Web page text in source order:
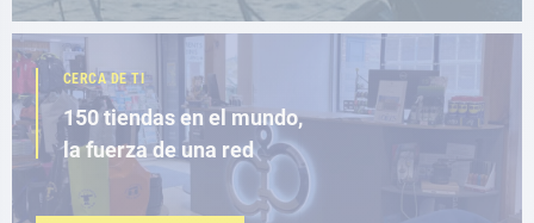
CERCA DE TI
150 tiendas en el mundo,
la fuerza de una red